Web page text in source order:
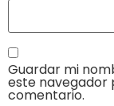
Guardar mi
este navegador
comentario.